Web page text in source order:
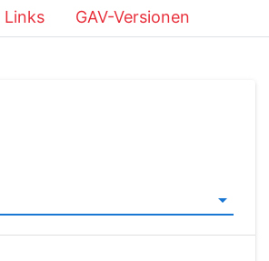
Links GAV-Versionen